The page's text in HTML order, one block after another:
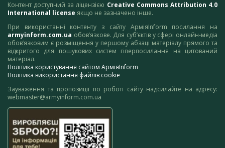
Контент доступний за ліцензією Creative Commons Attribution 4.0
International license якщо не зазначено інше.
При використанні контенту з сайту АрміяInform посилання на
armyinform.com.ua обов’язкове. Для суб’єктів у сфері онлайн-медіа
обов’язковим є розміщення у першому абзаці матеріалу прямого та
відкритого для пошукових систем гіперпосилання на цитований
матеріал.
Політика користування сайтом АрміяInform
Політика використання файлів cookie
Зауваження та пропозиції по роботі сайту надсилайте на адресу:
webmaster@armyinform.com.ua